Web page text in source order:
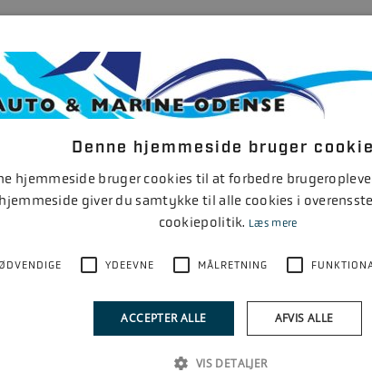
OPTIMA 5 BATTERILADER
MODEL MÆRKE
1
Denne hjemmeside bruger
hjemmeside bruger cookies til at forbedre
giver du samtykke til alle cookies i
cookiepolitik. Læs mere
YDEEVNE MÅLRETNING
ACCEPTER ALLE AFVIS ALLE
VIS DETALJER